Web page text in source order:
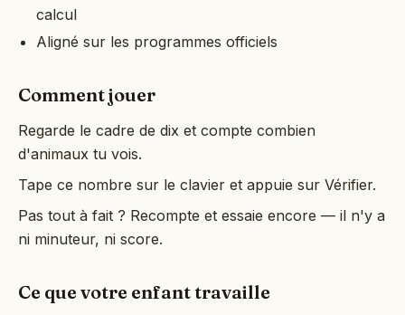
calcul
Aligné sur les programmes officiels
Comment jouer
Regarde le cadre de dix et compte combien
d'animaux tu vois.
Tape ce nombre sur le clavier et appuie sur Vérifier.
Pas tout à fait ? Recompte et essaie encore — il n'y a
ni minuteur, ni score.
Ce que votre enfant travaille